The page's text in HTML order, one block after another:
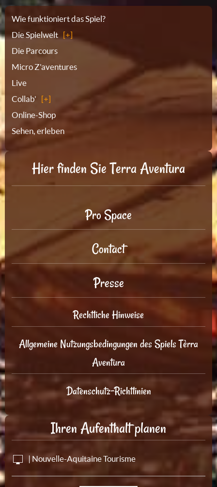
Sitemap
Wie funktioniert das Spiel?
Die Spielwelt
Die Parcours
Micro Z'aventures
Live
Collab'
Online-Shop
Sehen, erleben
Hier finden Sie Terra Aventura
Pro Space
Contact
Presse
Rechtliche Hinweise
Allgemeine Nutzungsbedingungen des Spiels Tèrra
Aventura
Datenschutz-Richtlinien
Ihren Aufenthalt planen
| Nouvelle-Aquitaine Tourisme